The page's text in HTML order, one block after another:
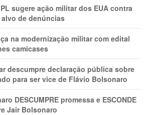
sugere ação militar dos EUA contra
de denúncias
na modernização militar com edital
camicases
descumpre declaração pública sobre
para ser vice de Flávio Bolsonaro
DESCUMPRE promessa e ESCONDE
Jair Bolsonaro